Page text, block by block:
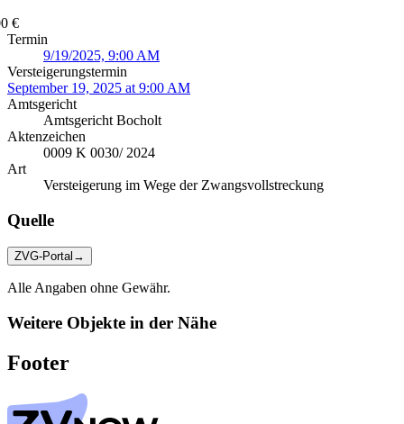
€
Termin
9/19/2025, 9:00 AM
Versteigerungstermin
September 19, 2025 at 9:00 AM
Amtsgericht
Amtsgericht Bocholt
Aktenzeichen
0009 K 0030/ 2024
Art
Versteigerung im Wege der Zwangsvollstreckung
Quelle
ZVG-Portal →
Alle Angaben ohne Gewähr.
Weitere Objekte in der Nähe
Footer